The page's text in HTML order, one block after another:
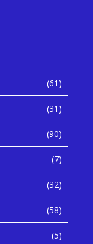
(61)
(31)
(90)
(7)
(32)
(58)
(5)